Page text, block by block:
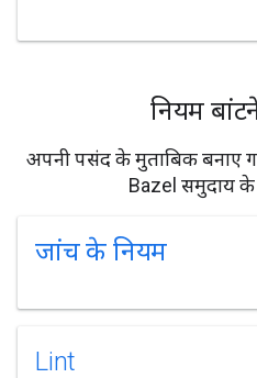
नियम
अपनी पसंद के मुताबिक बनाए
Bazel समुदाय
जांच के नियम
Lint